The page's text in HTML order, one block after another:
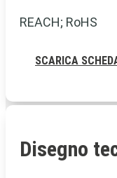
REACH; RoHS
SCARICA
Disegno